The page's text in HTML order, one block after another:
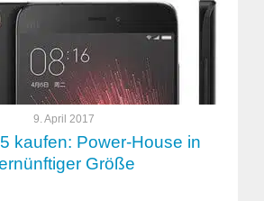
9. April 2017
kaufen: Power-House in
Größe